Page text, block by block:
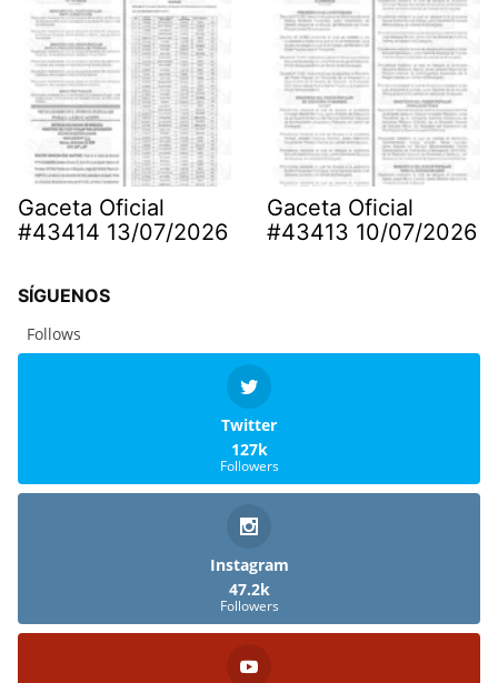
Gaceta Oficial
#43414 13/07/2026
Gaceta Oficial
#43413 10/07/2026
SÍGUENOS
Follows
Twitter
127k
Followers
Instagram
47.2k
Followers